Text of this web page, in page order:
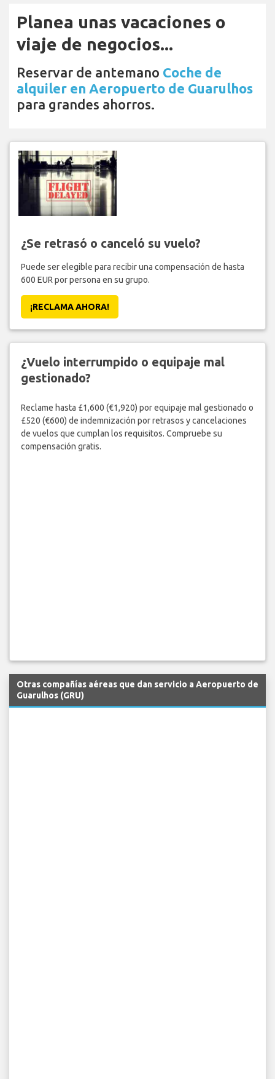
Planea unas vacaciones o
viaje de negocios...
Reservar de antemano Coche de
alquiler en Aeropuerto de Guarulhos
para grandes ahorros.
¿Se retrasó o canceló su vuelo?
Puede ser elegible para recibir una compensación de hasta
600 EUR por persona en su grupo.
¡RECLAMA AHORA!
¿Vuelo interrumpido o equipaje mal
gestionado?